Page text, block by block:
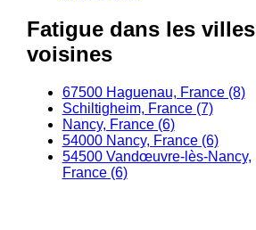
Fatigue dans les villes
voisines
67500 Haguenau, France (8)
Schiltigheim, France (7)
Nancy, France (6)
54000 Nancy, France (6)
54500 Vandœuvre-lès-Nancy,
France (6)